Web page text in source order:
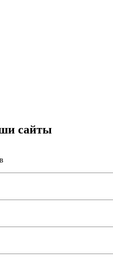
сайты